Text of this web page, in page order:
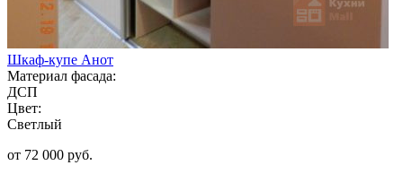
Шкаф-купе Анот
Материал фасада:
ДСП
Цвет:
Светлый
от 72 000 руб.